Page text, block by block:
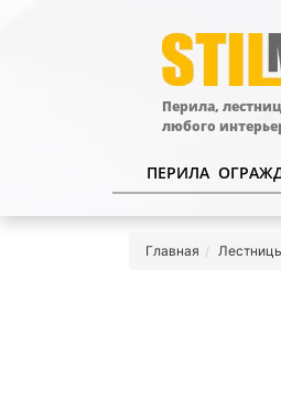
Перила,
любого
ПЕРИЛА
Главная